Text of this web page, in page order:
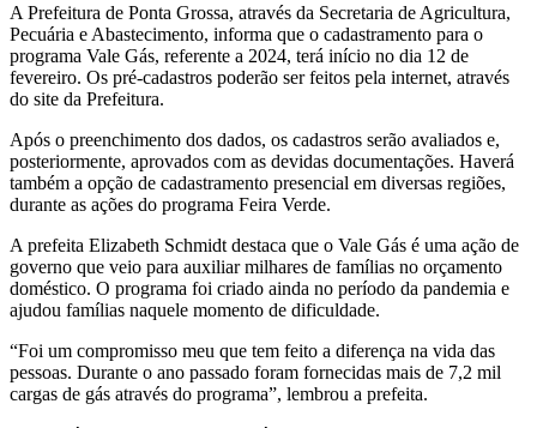
A Prefeitura de Ponta Grossa, através da Secretaria de Agricultura,
Pecuária e Abastecimento, informa que o cadastramento para o
programa Vale Gás, referente a 2024, terá início no dia 12 de
fevereiro. Os pré-cadastros poderão ser feitos pela internet, através
do site da Prefeitura.
Após o preenchimento dos dados, os cadastros serão avaliados e,
posteriormente, aprovados com as devidas documentações. Haverá
também a opção de cadastramento presencial em diversas regiões,
durante as ações do programa Feira Verde.
A prefeita Elizabeth Schmidt destaca que o Vale Gás é uma ação de
governo que veio para auxiliar milhares de famílias no orçamento
doméstico. O programa foi criado ainda no período da pandemia e
ajudou famílias naquele momento de dificuldade.
“Foi um compromisso meu que tem feito a diferença na vida das
pessoas. Durante o ano passado foram fornecidas mais de 7,2 mil
cargas de gás através do programa”, lembrou a prefeita.